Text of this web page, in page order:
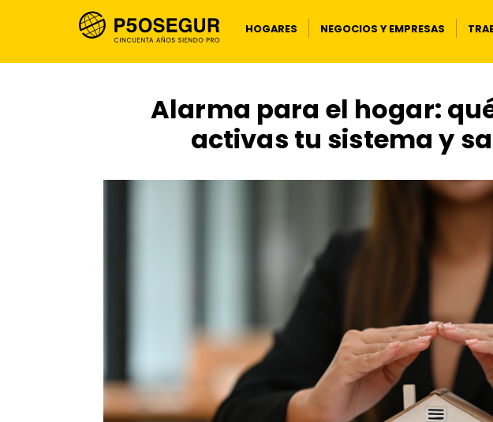
HOGARES NEGOCIOS Y EMPRESAS
Alarma para el hogar:
activas tu sistema y